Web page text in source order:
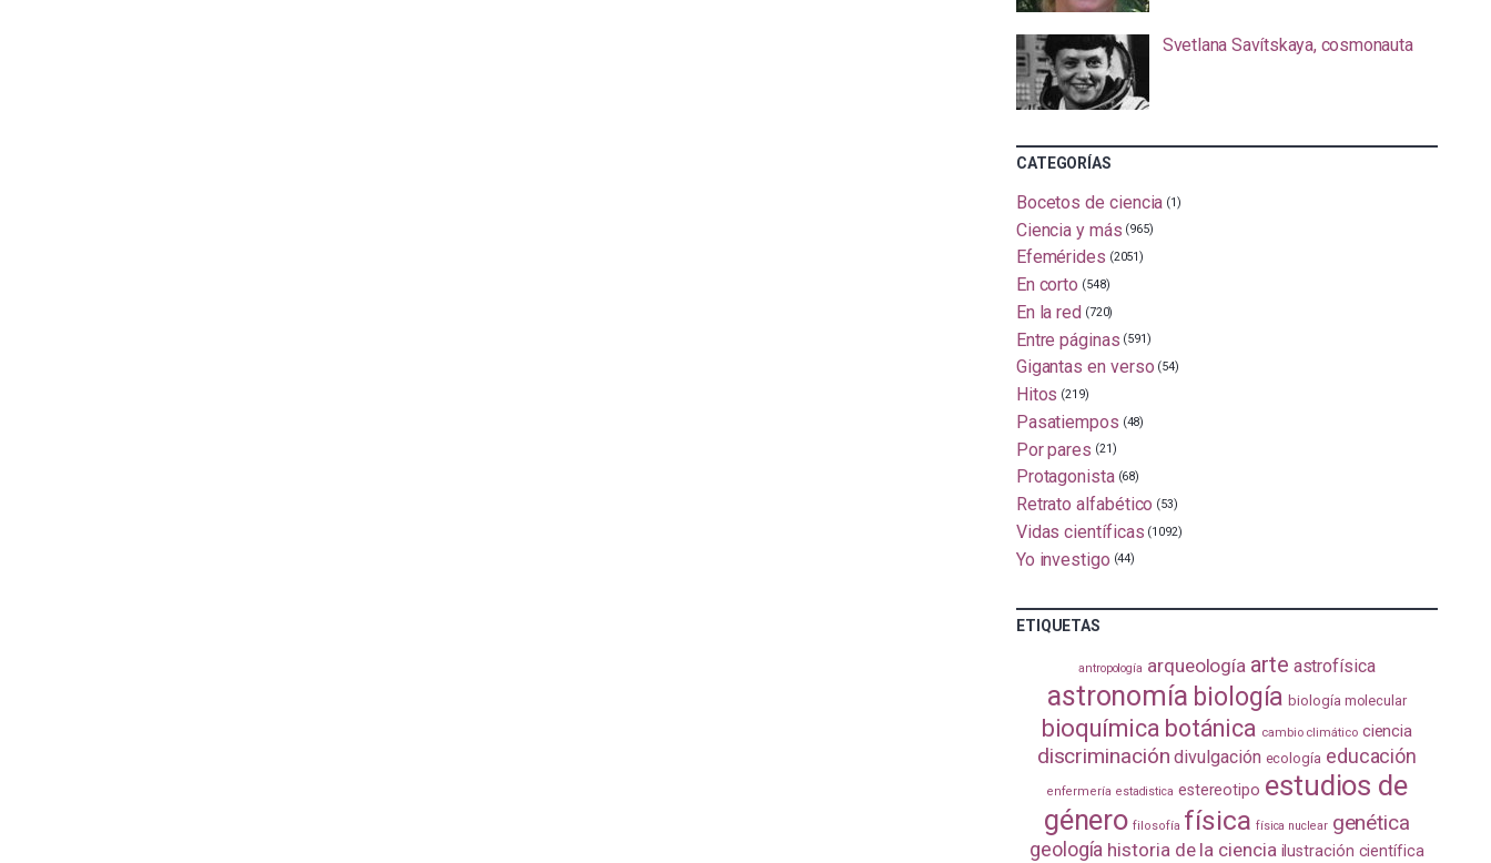
Svetlana Savítskaya, cosmonauta
CATEGORÍAS
Bocetos de ciencia (1)
Ciencia y más (965)
Efemérides (2051)
En corto (548)
En la red (720)
Entre páginas (591)
Gigantas en verso (54)
Hitos (219)
Pasatiempos (48)
Por pares (21)
Protagonista (68)
Retrato alfabético (53)
Vidas científicas (1092)
Yo investigo (44)
ETIQUETAS
antropología arqueología arte astrofísica
astronomía biología biología molecular
bioquímica botánica cambio climático ciencia
discriminación divulgación ecología educación
enfermería estadistica estereotipo estudios de
género filosofía física física nuclear genética
geología historia de la ciencia ilustración científica